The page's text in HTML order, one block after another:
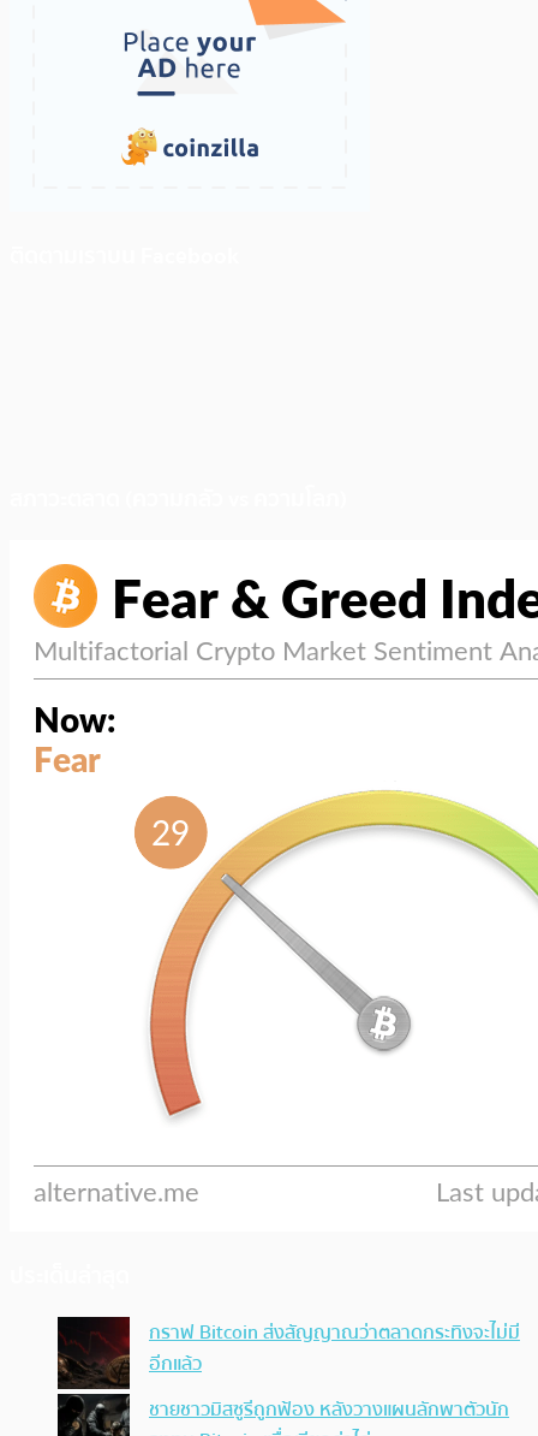
กราฟ Bitcoin ส่งสัญญาณว่าตลาดกระทิงจะไม่มี
อีกแล้ว
ชายชาวมิสซูรีถูกฟ้อง หลังวางแผนลักพาตัวนัก